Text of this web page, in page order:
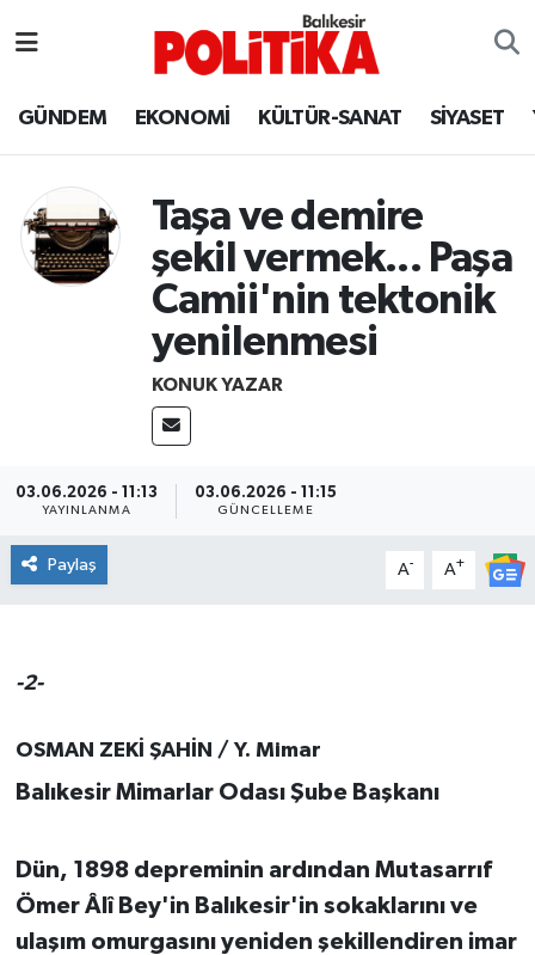
GÜNDEM EKONOMİ KÜLTÜR-SANAT SİYASET
Taşa ve demire
şekil vermek... Paşa
Camii'nin tektonik
yenilenmesi
KONUK YAZAR
03.06.2026 - 11:13
YAYINLANMA
03.06.2026 - 11:15
GÜNCELLEME
Paylaş A- A+
-2-
OSMAN ZEKİ ŞAHİN / Y. Mimar
Balıkesir Mimarlar Odası Şube Başkanı
Dün, 1898 depreminin ardından Mutasarrıf
Ömer Âlî Bey'in Balıkesir'in sokaklarını ve
ulaşım omurgasını yeniden şekillendiren imar
Ayvalık
Balya
Bandırma
BİYOGRAFİLER
ÇEVRE
DÜNYA
EĞİTİM
Erdek
Gömeç
Balıkesir Hava Durumu
Balıkesir Namaz Vakitleri
Balıkesir Trafik Yoğunluk Haritası
Süper Lig Puan Durumu ve Fikstür
Tüm Manşetler
Haber Arşivi